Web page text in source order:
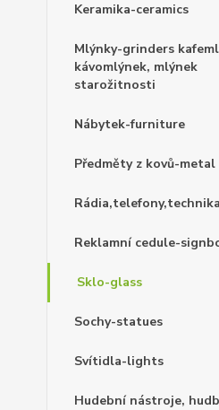
Keramika-ceramics
Mlýnky-grinders
kávomlýnek, mlýnek
starožitnosti
Nábytek-furniture
Předměty z kovů-metal
Reklamní cedule-
Sklo-glass
Sochy-statues
Svítidla-lights
Hudební nástroje,